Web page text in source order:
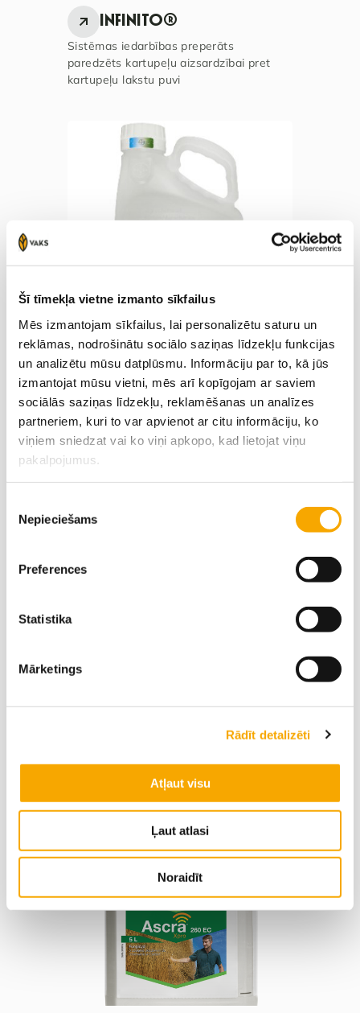
Šī tīmekļa vietne izmanto sīkfailus
Mēs izmantojam sīkfailus, lai personalizētu saturu un
reklāmas, nodrošinātu sociālo saziņas līdzekļu funkcijas
un analizētu mūsu datplūsmu. Informāciju par to, kā jūs
izmantojat mūsu vietni, mēs arī kopīgojam ar saviem
sociālās saziņas līdzekļu, reklamēšanas un analīzes
partneriem, kuri to var apvienot ar citu informāciju, ko
viņiem sniedzat vai ko viņi apkopo, kad lietojat viņu
pakalpojumus.
izvēle
Nepieciešams
Preferences
Statistika
Mārketings
Rādīt detalizēti
Atļaut visu
Ļaut atlasi
Noraidīt
INFINITO®
Sistēmas iedarbības preperāts
paredzēts kartupeļu aizsardzībai pret
kartupeļu lakstu puvi
FOLICUR®